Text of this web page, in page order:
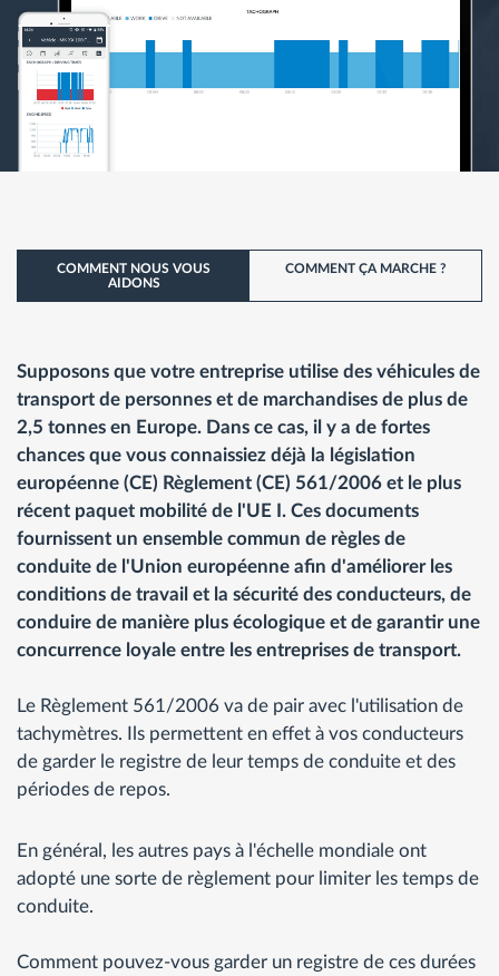
COMMENT NOUS VOUS
AIDONS
COMMENT ÇA MARCHE ?
Supposons que votre entreprise utilise des véhicules de
transport de personnes et de marchandises de plus de
2,5 tonnes en Europe. Dans ce cas, il y a de fortes
chances que vous connaissiez déjà la législation
européenne (CE) Règlement (CE) 561/2006 et le plus
récent paquet mobilité de l'UE I. Ces documents
fournissent un ensemble commun de règles de
conduite de l'Union européenne afin d'améliorer les
conditions de travail et la sécurité des conducteurs, de
conduire de manière plus écologique et de garantir une
concurrence loyale entre les entreprises de transport.
Le Règlement 561/2006 va de pair avec l'utilisation de
tachymètres. Ils permettent en effet à vos conducteurs
de garder le registre de leur temps de conduite et des
périodes de repos.
En général, les autres pays à l'échelle mondiale ont
adopté une sorte de règlement pour limiter les temps de
conduite.
Comment pouvez-vous garder un registre de ces durées